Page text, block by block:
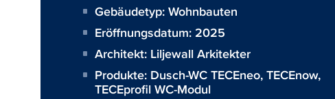
Gebäudetyp: Wohnbauten
Eröffnungsdatum: 2025
Architekt: Liljewall Arkitekter
Produkte: Dusch-WC TECEneo, TECEnow,
TECEprofil WC-Modul